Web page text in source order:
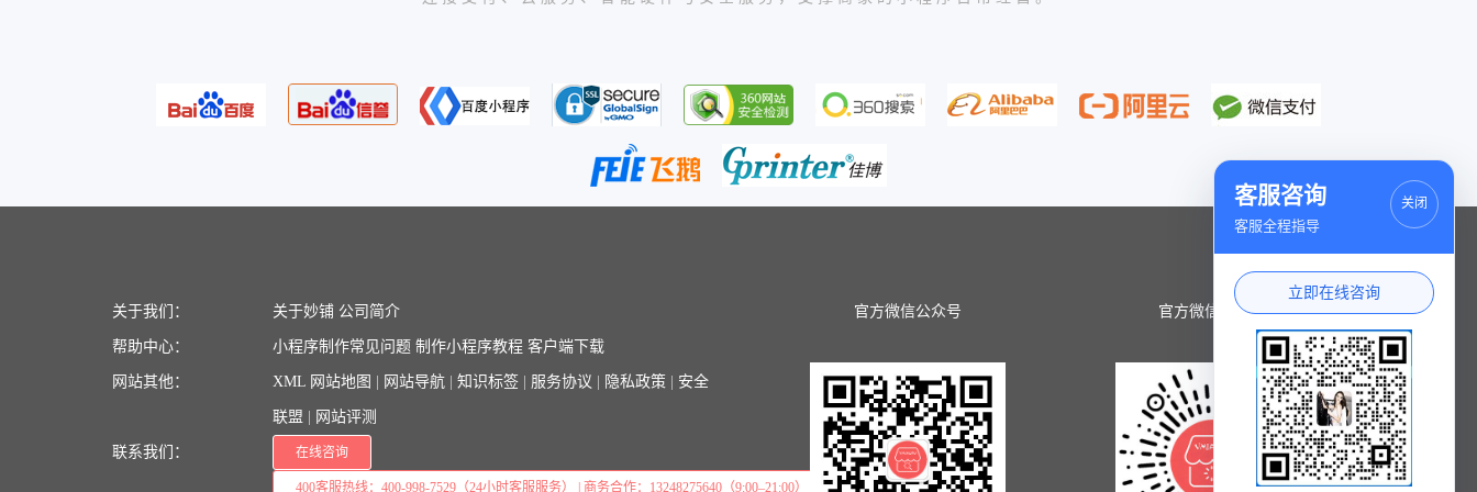
关于我们： 关于妙铺 公司简介
帮助中心： 小程序制作常见问题 制作小程序教程 客户端下载
网站其他： XML 网站地图 | 网站导航 | 知识标签 | 服务协议 | 隐私政策 | 安全
联盟 | 网站评测
联系我们： 在线咨询
400客服热线：400-998-7529（24小时客服服务） | 商务合作：13248275640（9:00–21:00）
官方微信公众号 官方微信小程序
客服咨询
客服全程指导
关闭
立即在线咨询